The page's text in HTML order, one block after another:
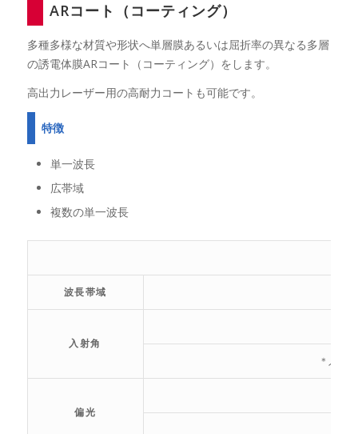
ARコート（コーティング）
多種多様な材質や形状へ単層膜あるいは屈折率の異なる多層
の誘電体膜ARコート（コーティング）をします。
高出力レーザー用の高耐力コートも可能です。
特徴
単一波長
広帯域
複数の単一波長
波長帯域
入射角
＊入射
偏光